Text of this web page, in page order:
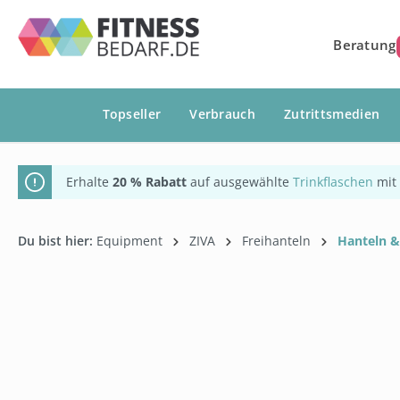
Zur Hauptnavigation springen
Beratung
Topseller Verbrauch Zutrittsmedien
Erhalte 20 % Rabatt auf ausgewählte Trinkflaschen mit
Du bist hier: Equipment ZIVA Freihanteln Hanteln